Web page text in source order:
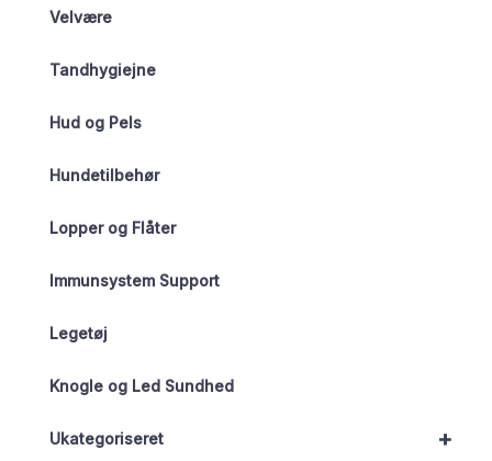
Velvære
Tandhygiejne
Hud og Pels
Hundetilbehør
Lopper og Flåter
Immunsystem Support
Legetøj
Knogle og Led Sundhed
+
Ukategoriseret